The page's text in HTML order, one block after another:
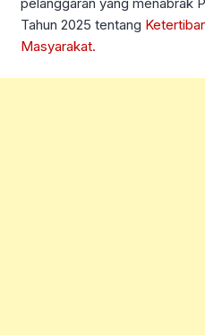
Tahun 2025 tentang
Masyarakat.